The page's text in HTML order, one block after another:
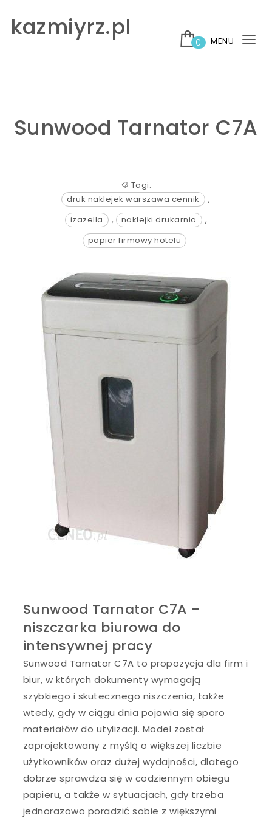
kazmiyrz.pl
0 MENU
Sunwood Tarnator C7A
Tagi:
druk naklejek warszawa cennik
,
izazella
, naklejki drukarnia
,
papier firmowy hotelu
Sunwood Tarnator C7A –
niszczarka biurowa do
intensywnej pracy
Sunwood Tarnator C7A to propozycja dla firm i
biur, w których dokumenty wymagają
szybkiego i skutecznego niszczenia, także
wtedy, gdy w ciągu dnia pojawia się sporo
materiałów do utylizacji. Model został
zaprojektowany z myślą o większej liczbie
użytkowników oraz dużej wydajności, dlatego
dobrze sprawdza się w codziennym obiegu
papieru, a także w sytuacjach, gdy trzeba
jednorazowo poradzić sobie z większymi